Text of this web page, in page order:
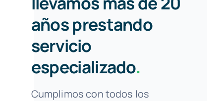
años prestando
servicio
especializado.
Cumplimos con todos los